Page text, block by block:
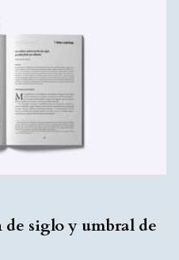
siglo y umbral de